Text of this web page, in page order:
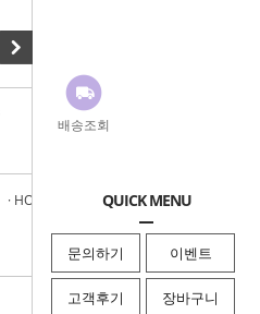
배송조회
QUICK MENU
문의하기 이벤트
고객후기 장바구니
· HOME 부품/소모품>튜닝용품